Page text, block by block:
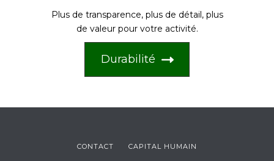
Plus de transparence, plus de détail, plus
de valeur pour votre activité.
Durabilité
CONTACT CAPITAL HUMAIN